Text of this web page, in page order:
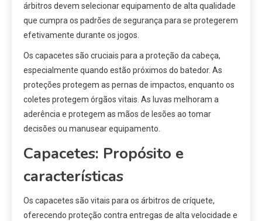
árbitros devem selecionar equipamento de alta qualidade
que cumpra os padrões de segurança para se protegerem
efetivamente durante os jogos.
Os capacetes são cruciais para a proteção da cabeça,
especialmente quando estão próximos do batedor. As
proteções protegem as pernas de impactos, enquanto os
coletes protegem órgãos vitais. As luvas melhoram a
aderência e protegem as mãos de lesões ao tomar
decisões ou manusear equipamento.
Capacetes: Propósito e
características
Os capacetes são vitais para os árbitros de críquete,
oferecendo proteção contra entregas de alta velocidade e